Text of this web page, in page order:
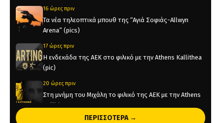
16 ώρες πριν
Τα νέα τηλεοπτικά μπουθ της “Αγιά Σοφιάς-Allwyn
Arena” (pics)
17 ώρες πριν
Η ενδεκάδα της ΑΕΚ στο φιλικό με την Athens Kallithea
(pic)
20 ώρες πριν
Στη μνήμη του Μιχάλη το φιλικό της ΑΕΚ με την Athens
Kallithea
ΠΕΡΙΣΣΟΤΕΡΑ →